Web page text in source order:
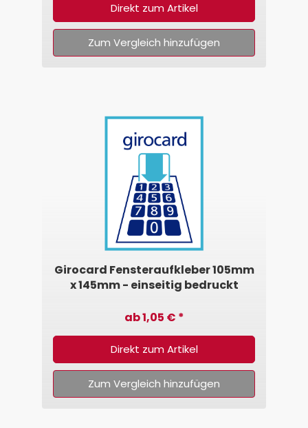
Direkt zum Artikel
Zum Vergleich hinzufügen
Girocard Fensteraufkleber 105mm
x 145mm - einseitig bedruckt
ab 1,05 € *
Direkt zum Artikel
Zum Vergleich hinzufügen